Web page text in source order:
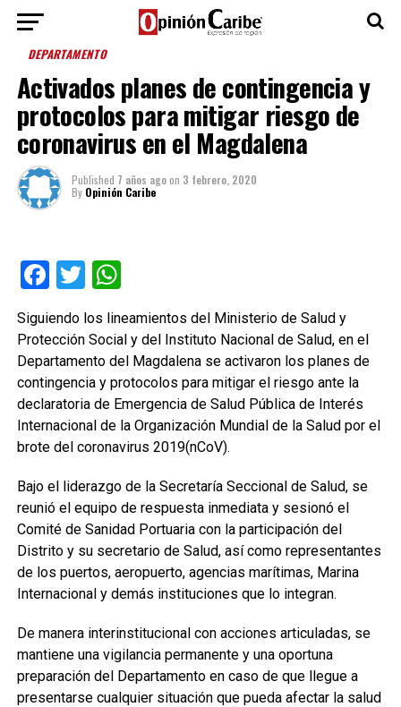
DEPARTAMENTO
Activados planes de contingencia y
protocolos para mitigar riesgo de
coronavirus en el Magdalena
Published 7 años agoon 3 febrero, 2020
By Opinión Caribe
Facebook
TwitterWhatsApp
Siguiendo los lineamientos del Ministerio de Salud y
Protección Social y del Instituto Nacional de Salud, en el
Departamento del Magdalena se activaron los planes de
contingencia y protocolos para mitigar el riesgo ante la
declaratoria de Emergencia de Salud Pública de Interés
Internacional de la Organización Mundial de la Salud por el
brote del coronavirus 2019(nCoV).
Bajo el liderazgo de la Secretaría Seccional de Salud, se
reunió el equipo de respuesta inmediata y sesionó el
Comité de Sanidad Portuaria con la participación del
Distrito y su secretario de Salud, así como representantes
de los puertos, aeropuerto, agencias marítimas, Marina
Internacional y demás instituciones que lo integran.
De manera interinstitucional con acciones articuladas, se
mantiene una vigilancia permanente y una oportuna
preparación del Departamento en caso de que llegue a
presentarse cualquier situación que pueda afectar la salud